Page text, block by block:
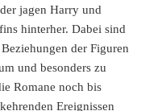
jagen Harry und
hinterher. Dabei sind
der Figuren
und besonders zu
Romane noch bis
Ereignissen